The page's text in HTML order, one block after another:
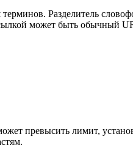
Разделитель
может быть обычный
превысить лимит,